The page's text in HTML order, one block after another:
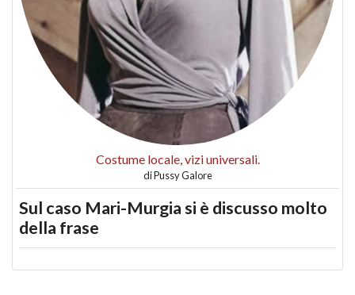
Costume locale, vizi universali.
diPussy Galore
Sul caso Mari-Murgia si è discusso molto
della frase